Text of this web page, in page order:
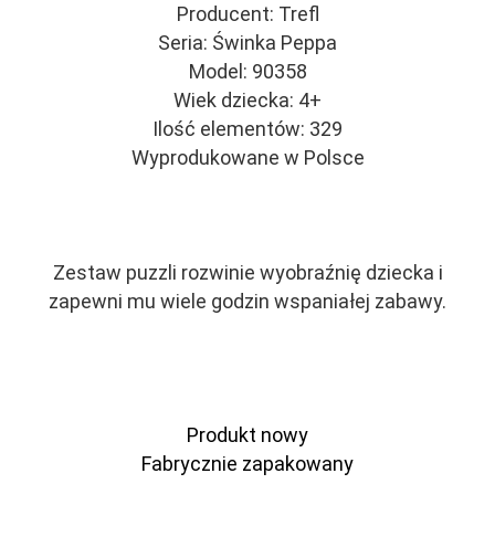
Producent: Trefl
Seria: Świnka Peppa
Model: 90358
Wiek dziecka: 4+
Ilość elementów: 329
Wyprodukowane w Polsce
Zestaw puzzli rozwinie wyobraźnię dziecka i
zapewni mu wiele godzin wspaniałej zabawy.
Produkt nowy
Fabrycznie zapakowany